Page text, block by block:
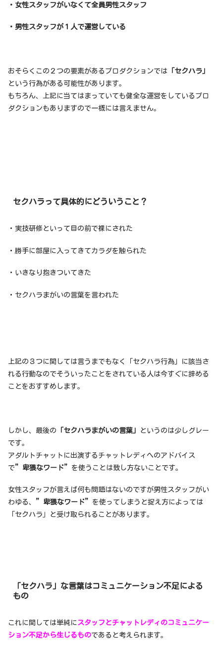
・女性スタッフがいなくて全員男性スタッフ
・男性スタッフが１人で運営している
おそらくこの２つの要素があるプロダクションでは 「セクハラ」
という行為がある可能性があります。
もちろん、上記に当てはまっていても健全な運営をしているプロ
ダクションもありますので一概には言えません。
セクハラって具体的にどういうこと？
・実技研修といって目の前で裸にされた
・勝手に部屋に入ってきてカラダを触られた
・いきなり抱きついてきた
・セクハラまがいの言葉を言われた
上記の３つに関しては言うまでもなく「セクハラ行為」に該当さ
れる行動なのでそういったことをされている人は今すぐに辞める
ことをおすすめします。
しかし、最後の 「セクハラまがいの言葉」
というのは少しグレー
です。
アダルトチャットに出演するチャットレディへのアドバイス
で”卑猥なワード” を使うことは致し方ないことです。
女性スタッフが言えば何も問題はないのですが男性スタッフがい
わゆる、 ”卑猥なワード” を使ってしまうと捉え方によっては
「セクハラ」と受け取られることがあります。
「セクハラ」な言葉はコミュニケーション不足による
もの
これに関しては単純に スタッフとチャットレディのコミュニケー
ション不足から生じるものであると考えられます。